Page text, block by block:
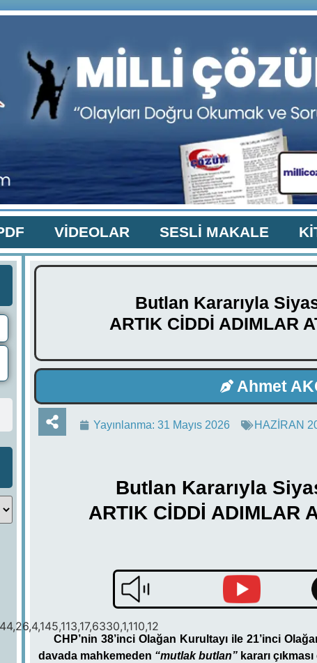
VİDEOLAR SESLİ MAKALE
Butlan Kararıyla
ARTIK CİDDİ ADIMLAR
Ahmet
Yayınlanma: 31 Mayıs 2026 HAZİRAN
Butlan Kararıyla
ARTIK CİDDİ ADIMLAR
CHP’nin 38’inci Olağan Kurultayı ile 21’inci
davada mahkemeden “mutlak butlan”kararı